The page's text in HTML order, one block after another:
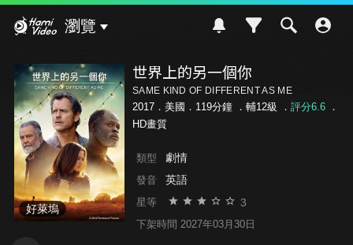
瀏覽
好萊塢
世界上的另一個你
SAME KIND OF DIFFERENT AS ME
2017．美國．119分鐘 ． 輔12級 ． 評分6.6．
HD畫質
類型 劇情
發音 英語
星等 3
下架時間 2027年03月30日